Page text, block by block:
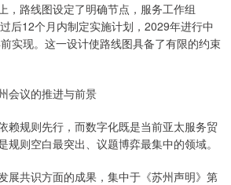
，路线图设定了明确节点，服务工作组
后12个月内制定实施计划，2029年进行中
实现。这一设计使路线图具备了有限的约束
会议的推进与前景
赖规则先行，而数字化既是当前亚太服务贸
规则空白最突出、议题博弈最集中的领域。
展共识方面的成果，集中于《苏州声明》第